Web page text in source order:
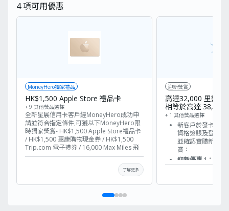
4項可用優惠
MoneyHero獨家禮品
HK$1,500 Apple Store 禮品卡
+ 9 其他獎品選擇
全新星展信用卡客戶經MoneyHero成功申
請並符合指定條件,可獲以下MoneyHero限
時獨家獎賞- HK$1,500 Apple Store禮品卡
/ HK$1,500 惠康購物現金券 / HK$1,500
Trip.com 電子禮券 / 16,000 Max Miles 飛
行里數/ Philips ADD6920 RO純淨飲水機
/ LOJEL Cubo Large V5
行李箱 (價值HK$3,700)* / TEFAL TY6A35
刨 (價值 HK$2,868) / SONY WF-1000XM6
了解更多
迎新獎賞
高達32,000 里數（
相等於高達 38,400
+ 1 其他獎品選擇
新客戶於發卡後首
資格簽賬及登記及
並確認實體新卡，
賞：
迎新優惠 1：高達
8,000里數（